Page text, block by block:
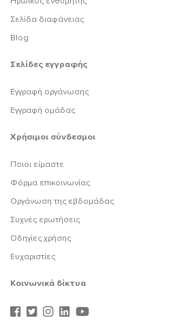
Σελίδα διαφάνειας
Blog
Σελίδες εγγραφής
Εγγραφή οργάνωσης
Εγγραφή ομάδας
Χρήσιμοι σύνδεσμοι
Ποιοι είμαστε
Φόρμα επικοινωνίας
Οργάνωση της εβδομάδας
Συχνές ερωτήσεις
Οδηγίες χρήσης
Ευχαριστίες
Κοινωνικά δίκτυα